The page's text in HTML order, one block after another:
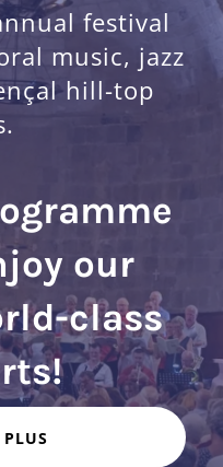
festival
music, jazz
hill-top
our
class
concerts!